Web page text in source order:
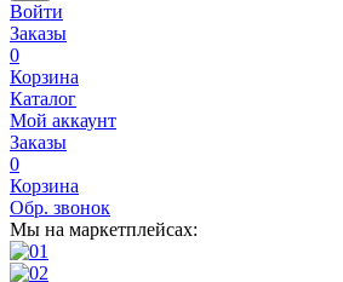
Войти
Заказы
0
Корзина
Каталог
Мой аккаунт
Заказы
0
Корзина
Обр. звонок
Мы на маркетплейсах: